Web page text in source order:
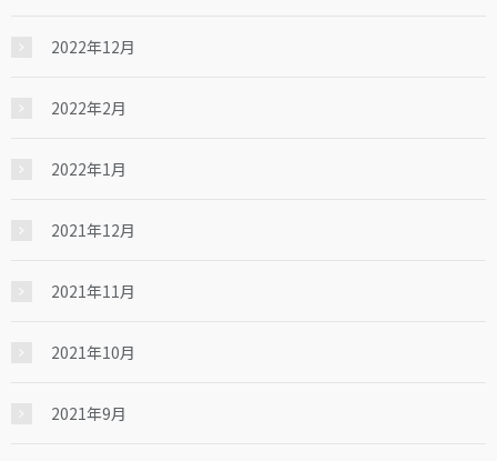
2022年12月
2022年2月
2022年1月
2021年12月
2021年11月
2021年10月
2021年9月